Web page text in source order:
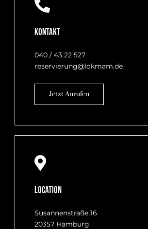
Kontakt
040 / 43 22 527
reservierung@lokmam.de
Jetzt Anrufen
Location
Susannenstraße 16
20357 Hamburg